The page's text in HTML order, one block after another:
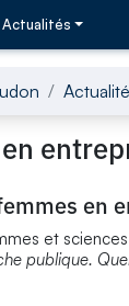
Actualités
en
et
publique.